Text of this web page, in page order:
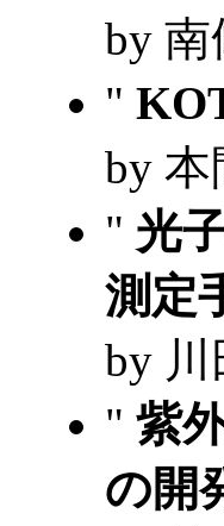
by 南
"
by 本
" 光
測定
by 川
" 紫
の開